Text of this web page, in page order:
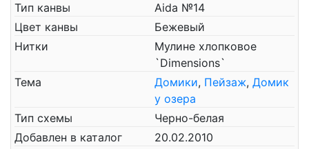
Тип канвы
Aida №14
Цвет канвы
Бежевый
Нитки
Мулине хлопковое
`Dimensions`
Тема
Домики, Пейзаж, Домик
у озера
Тип схемы
Черно-белая
Добавлен в каталог
20.02.2010